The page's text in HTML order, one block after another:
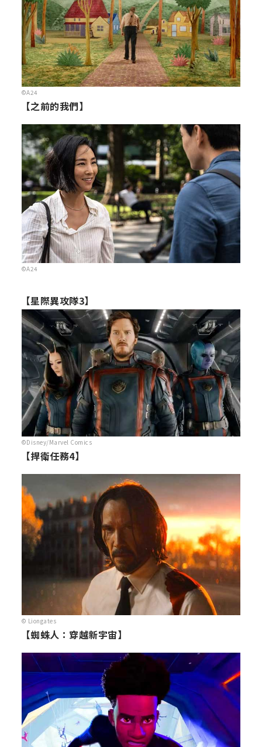
©A24
【之前的我們】
©A24
【星際異攻隊3】
©Disney/Marvel Comics
【捍衛任務4】
© Liongates
【蜘蛛人：穿越新宇宙】